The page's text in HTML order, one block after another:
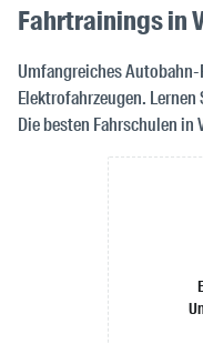
Fahrtrainings in
Umfangreiches
Elektrofahrzeugen.
Die besten Fahrschulen in